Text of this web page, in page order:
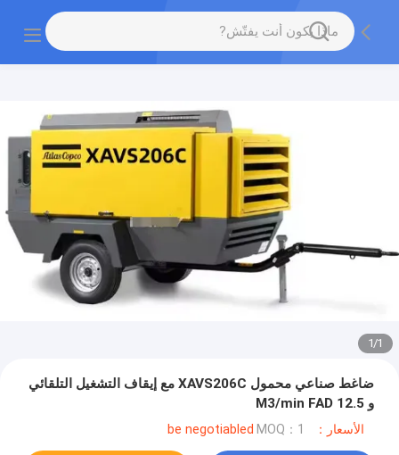
1
/
1
ضاغط صناعي محمول XAVS206C مع إيقاف التشغيل التلقائي
و 12.5 M3/min FAD
الأسعار：be negotiabled MOQ：1